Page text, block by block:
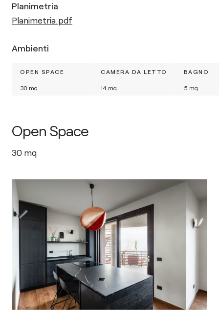
Planimetria
Planimetria.pdf
Ambienti
OPEN SPACE
30 mq
CAMERA DA LETTO
14 mq
BAGNO
5 mq
Open Space
30 mq